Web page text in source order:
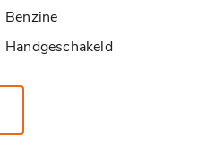
Benzine
Handgeschakeld